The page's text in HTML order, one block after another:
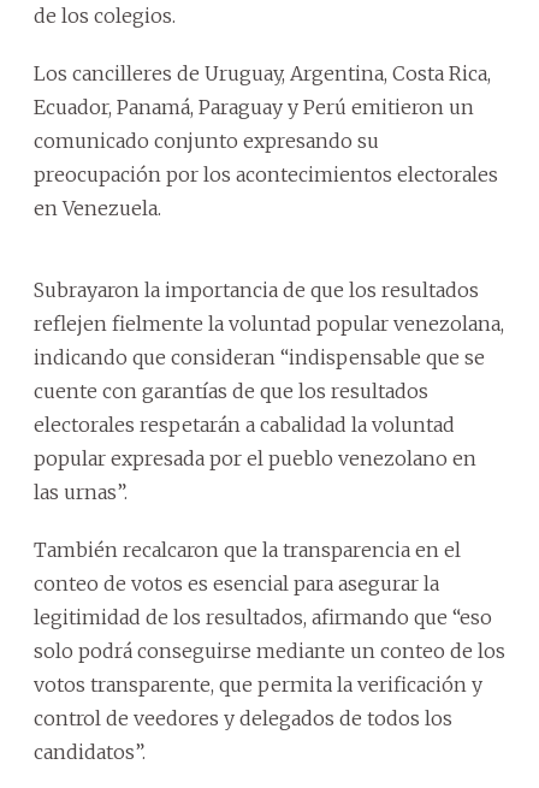
de los colegios.
Los cancilleres de Uruguay, Argentina, Costa Rica,
Ecuador, Panamá, Paraguay y Perú emitieron un
comunicado conjunto expresando su
preocupación por los acontecimientos electorales
en Venezuela.
Subrayaron la importancia de que los resultados
reflejen fielmente la voluntad popular venezolana,
indicando que consideran “indispensable que se
cuente con garantías de que los resultados
electorales respetarán a cabalidad la voluntad
popular expresada por el pueblo venezolano en
las urnas”.
También recalcaron que la transparencia en el
conteo de votos es esencial para asegurar la
legitimidad de los resultados, afirmando que “eso
solo podrá conseguirse mediante un conteo de los
votos transparente, que permita la verificación y
control de veedores y delegados de todos los
candidatos”.